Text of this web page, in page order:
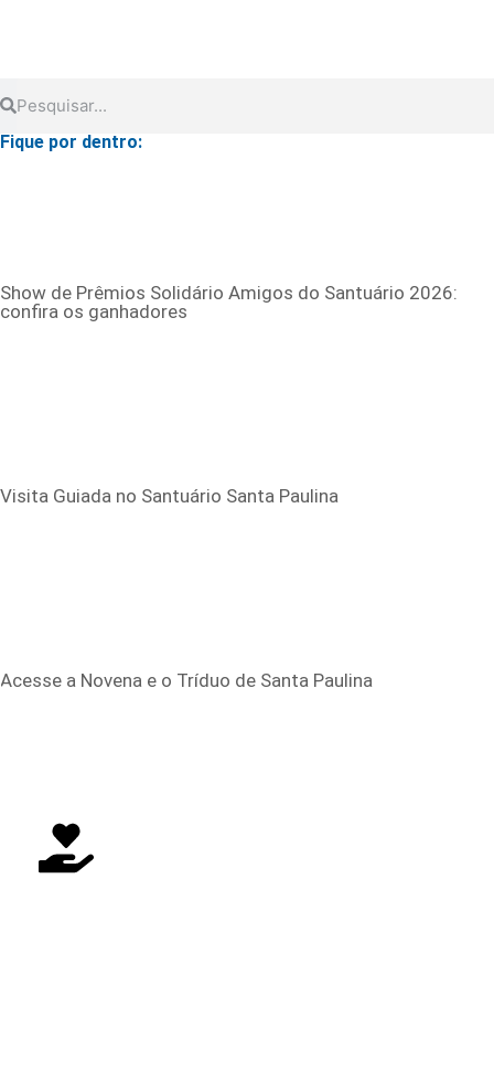
Fique por dentro:
Show de Prêmios Solidário Amigos do Santuário 2026:
confira os ganhadores
Visita Guiada no Santuário Santa Paulina
Acesse a Novena e o Tríduo de Santa Paulina